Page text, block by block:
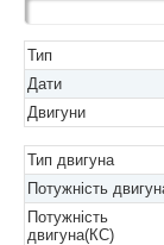
Тип
Дати
Двигуни
Тип двигуна
Потужність
Потужність
двигуна(КС)